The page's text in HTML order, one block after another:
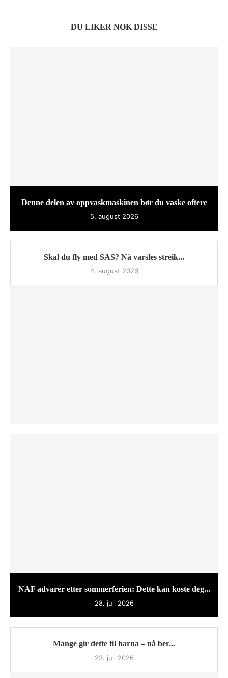
DU LIKER NOK DISSE
Denne delen av oppvaskmaskinen bør du vaske oftere
5. august 2026
Skal du fly med SAS? Nå varsles streik...
4. august 2026
NAF advarer etter sommerferien: Dette kan koste deg...
28. juli 2026
Mange gir dette til barna – nå ber...
23. juli 2026